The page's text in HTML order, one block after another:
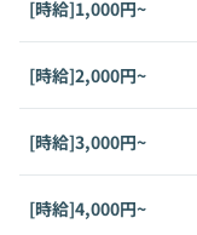
[時給]1,000円~
[時給]2,000円~
[時給]3,000円~
[時給]4,000円~